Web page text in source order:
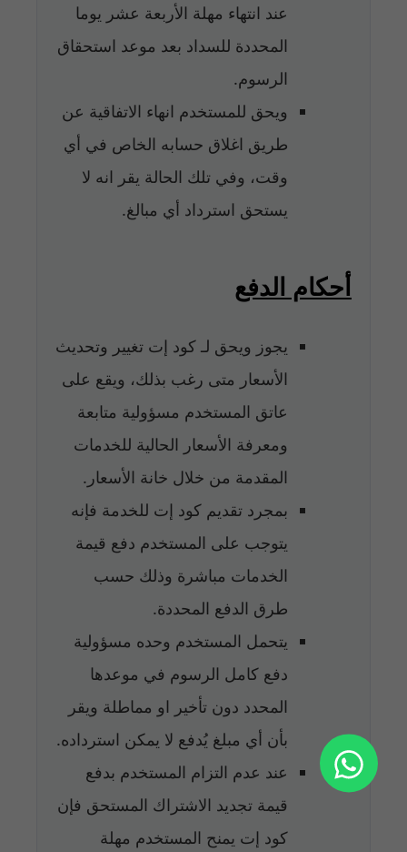
عند انتهاء مهلة الأربعة عشر يوما
المحددة للسداد بعد موعد استحقاق
الرسوم.
ويحق للمستخدم انهاء الاتفاقية عن
طريق اغلاق حسابه الخاص في أي
وقت، وفي تلك الحالة يقر انه لا
يستحق استرداد أي مبالغ.
أحكام الدفع
يجوز ويحق لـ كود إت تغيير وتحديث
الأسعار متى رغب بذلك، ويقع على
عاتق المستخدم مسؤولية متابعة
ومعرفة الأسعار الحالية للخدمات
المقدمة من خلال خانة الأسعار.
بمجرد تقديم كود إت للخدمة فإنه
يتوجب على المستخدم دفع قيمة
الخدمات مباشرة وذلك حسب
طرق الدفع المحددة.
يتحمل المستخدم وحده مسؤولية
دفع كامل الرسوم في موعدها
المحدد دون تأخير او مماطلة ويقر
بأن أي مبلغ يُدفع لا يمكن استرداده.
عند عدم التزام المستخدم بدفع
قيمة تجديد الاشتراك المستحق فإن
كود إت يمنح المستخدم مهلة